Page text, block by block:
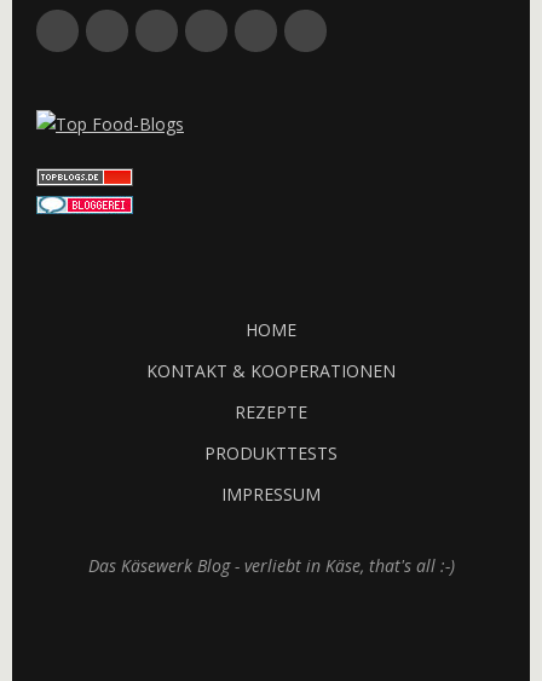
Twitter FacebookGoogle+Flickr Pinterest
HOME
KONTAKT & KOOPERATIONEN
REZEPTE
PRODUKTTESTS
IMPRESSUM
Das Käsewerk Blog - verliebt in Käse, that's all :-)